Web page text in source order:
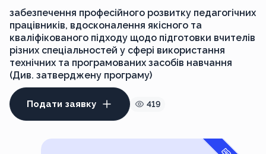
забезпечення професійного розвитку педагогічних
працівників, вдосконалення якісного та
кваліфікованого підходу щодо підготовки вчителів
різних спеціальностей у сфері використання
технічних та програмованих засобів навчання
(Див. затверджену програму)
Подати заявку 419